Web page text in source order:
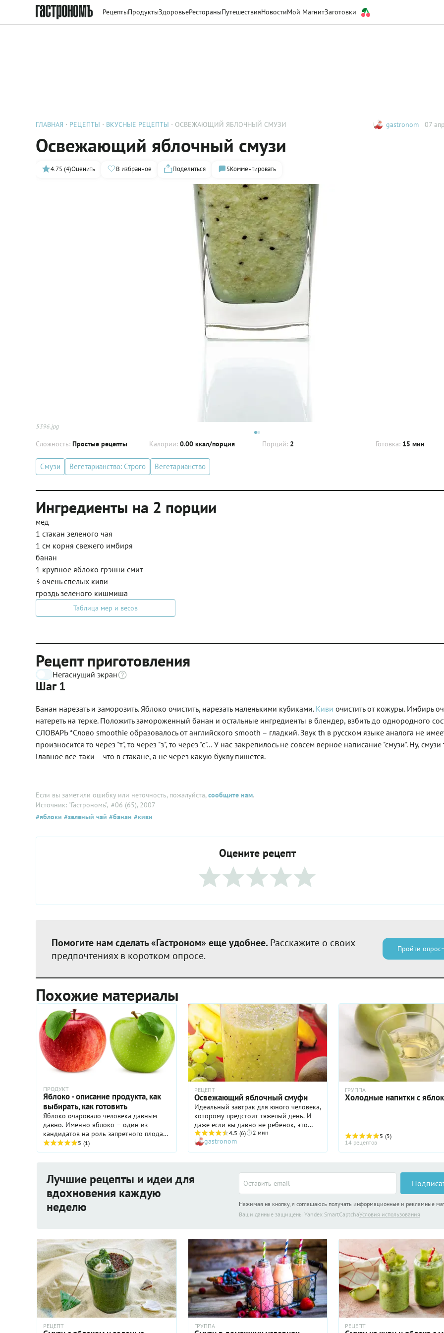
РецептыПродуктыЗдоровьеРестораныПутешествияНовостиМой МагнитЗаготовки
ГЛАВНАЯ РЕЦЕПТЫ ВКУСНЫЕ РЕЦЕПТЫ ОСВЕЖАЮЩИЙ ЯБЛОЧНЫЙ СМУЗИ gastronom 07
Освежающий яблочный смузи
4.75 (4)Оценить В избранное Поделиться 5Комментировать
5396.jpg
Сложность: Простые рецепты Калории: 0.00 ккал/порция Порций: 2 Готовка: 15 мин
Смузи Вегетарианство: Строго Вегетарианство
Ингредиенты на 2 порции
мед
1 стакан зеленого чая
1 см корня свежего имбиря
банан
1 крупное яблоко грэнни смит
3 очень спелых киви
гроздь зеленого кишмиша
Таблица мер и весов
Рецепт приготовления
Негаснущий экран
Шаг 1
Банан нарезать и заморозить. Яблоко очистить, нарезать маленькими кубиками. Киви очистить от кожуры. Имбирь
натереть на терке. Положить замороженный банан и остальные ингредиенты в блендер, взбить до однородного
СЛОВАРЬ *Слово smoothie образовалось от английского smooth – гладкий. Звук th в русском языке аналога не
произносится то через "т", то через "з", то через "с"… У нас закрепилось не совсем верное написание "смузи". Ну, смузи
Главное все-таки – что в стакане, а не через какую букву пишется.
Если вы заметили ошибку или неточность, пожалуйста,сообщите нам.
Источник: "Гастрономъ", #06 (65), 2007
#яблоки #зеленый чай #банан #киви
Оцените рецепт
Помогите нам сделать «Гастроном» еще удобнее. Расскажите о своих
предпочтениях в коротком опросе.
Пройти опрос
Похожие материалы
ПРОДУКТ
Яблоко - описание продукта, как
выбирать, как готовить
Яблоко очаровало человека давным
давно. Именно яблоко – один из
кандидатов на роль запретного плода
из Эдемского сада. Согласно греческой
мифологии, Геракл сорвал три золотых
5 (1)
РЕЦЕПТ
Освежающий яблочный смуфи
Идеальный завтрак для юного человека,
которому предстоит тяжелый день. И
даже если вы давно не ребенок, это
отличный завтрак в будни или
выходные. Эффектный и бодрящий
благодаря зеленому чаю, имбирю, а
нормы витамина С?
4.5 (6) 2 мин
gastronom
ГРУППА
Холодные напитки с
5 (5)
14 рецептов
Лучшие рецепты и идеи для
вдохновения каждую
неделю
Нажимая на кнопку, я соглашаюсь получать информационные и рекламные
Ваши данные защищены Yandex SmartCaptchaУсловия использования
РЕЦЕПТ ГРУППА РЕЦЕПТ